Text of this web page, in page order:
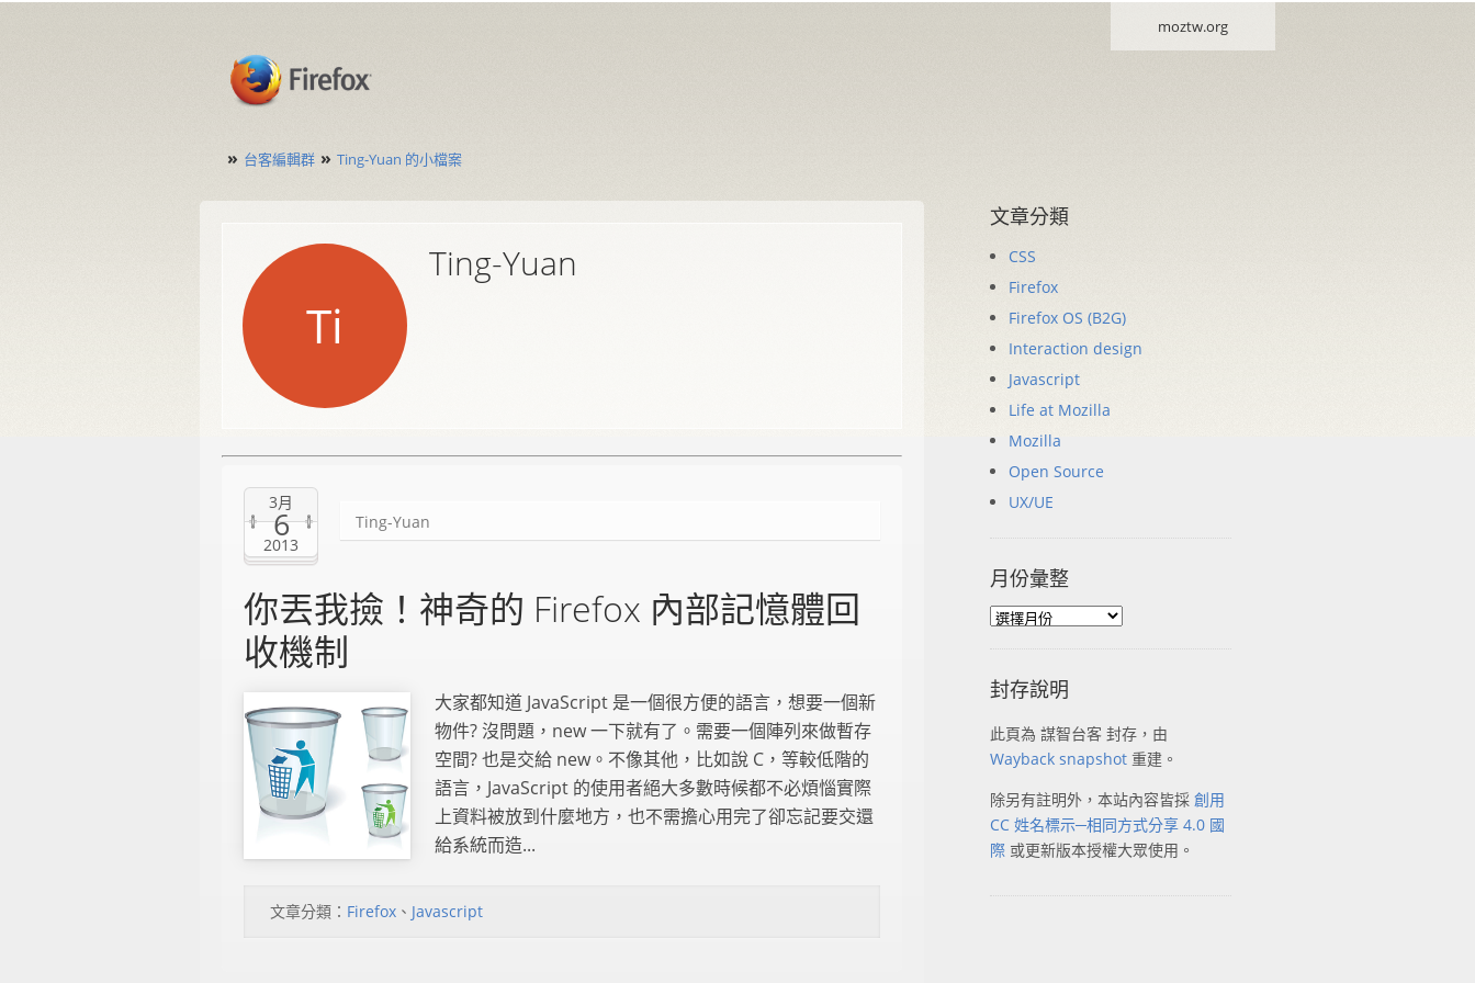
moztw.org
» 台客編輯群 » Ting-Yuan 的小檔案
Ti
Ting-Yuan
3月
6
2013
Ting-Yuan
你丟我撿！神奇的 Firefox 內部記憶體回
收機制
大家都知道 JavaScript 是一個很方便的語言，想要一個新
物件? 沒問題，new 一下就有了。需要一個陣列來做暫存
空間? 也是交給 new。不像其他，比如說 C，等較低階的
語言，JavaScript 的使用者絕大多數時候都不必煩惱實際
上資料被放到什麼地方，也不需擔心用完了卻忘記要交還
給系統而造...
文章分類： Firefox 、 Javascript
文章分類
CSS
Firefox
Firefox OS (B2G)
Interaction design
Javascript
Life at Mozilla
Mozilla
Open Source
UX/UE
月份彙整
封存說明
此頁為 謀智台客 封存，由
Wayback snapshot 重建。
除另有註明外，本站內容皆採 創用
CC 姓名標示─相同方式分享 4.0 國
際 或更新版本授權大眾使用。